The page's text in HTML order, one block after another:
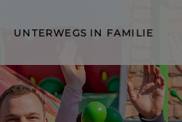
UNTERWEGS IN FAMILIE